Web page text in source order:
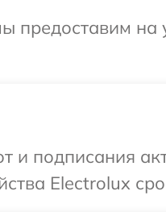
предоставим
и подписания
Electrolux